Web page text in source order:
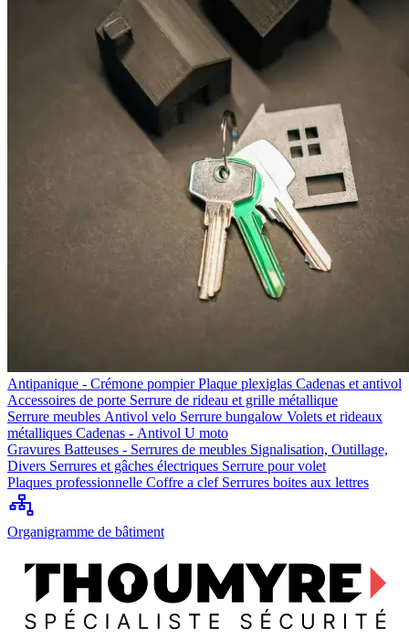
Antipanique - Crémone pompierPlaque plexiglas Cadenas et antivol
Accessoires de porte Serrure de rideau et grille métallique
Serrure meubles Antivol velo Serrure bungalow Volets et rideaux
métalliques Cadenas - Antivol U moto
Gravures Batteuses - Serrures de meubles Signalisation, Outillage,
Divers Serrures et gâches électriques Serrure pour volet
Plaques professionnelle Coffre a clef Serrures boites aux lettres
Organigramme de bâtiment